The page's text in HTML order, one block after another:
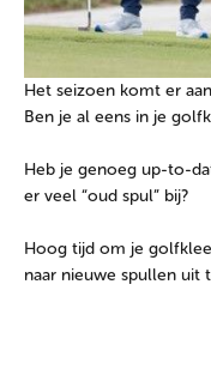
Het seizoen komt er
Ben je al eens in je
Heb je genoeg up-to-
er veel “oud spul” bij?
Hoog tijd om je
naar nieuwe spullen uit